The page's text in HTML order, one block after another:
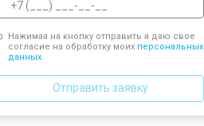
Нажимая на кнопку отправить я даю свое
согласие на обработку моих персональных
данных.
Отправить заявку